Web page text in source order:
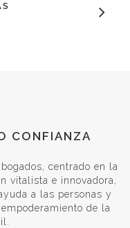
CONFIANZA
centrado en la
vitalista e innovadora,
a las personas y
de la